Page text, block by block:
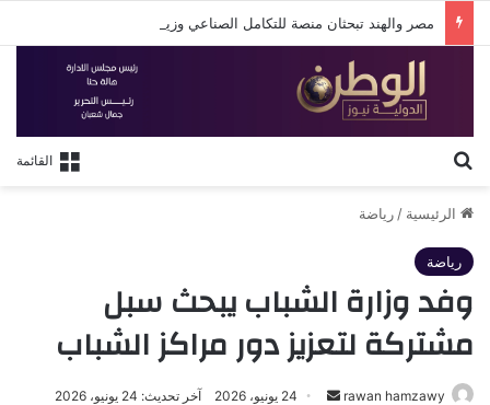
القائمة
الرئيسية / رياضة
رياضة
وفد وزارة الشباب يبحث سبل
مشتركة لتعزيز دور مراكز الشباب
rawan hamzawy
أرسل 24 يونيو، 2026 آخر تحديث: 24 يونيو، 2026